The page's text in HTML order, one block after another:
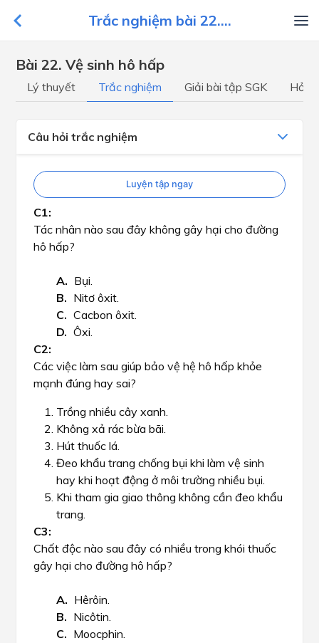
Trắc nghiệm bài 22....
Bài 22. Vệ sinh hô hấp
Lý thuyết Trắc nghiệm Giải bài tập SGK Hỏi
Câu hỏi trắc nghiệm
Luyện tập ngay
Tác nhân nào sau đây không gây hại cho đường
hô hấp?
Bụi.
Nitơ ôxit.
Cacbon ôxit.
Ôxi.
Các việc làm sau giúp bảo vệ hệ hô hấp khỏe
mạnh đúng hay sai?
Trồng nhiều cây xanh.
Không xả rác bừa bãi.
Hút thuốc lá.
Đeo khẩu trang chống bụi khi làm vệ sinh
hay khi hoạt động ở môi trường nhiều bụi.
Khi tham gia giao thông không cần đeo khẩu
trang.
Chất độc nào sau đây có nhiều trong khói thuốc
gây hại cho đường hô hấp?
Hêrôin.
Nicôtin.
Moocphin.